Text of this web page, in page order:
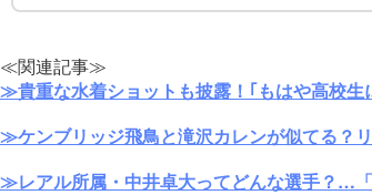
≪関連記事≫
≫貴重な水着ショットも披露！｢もはや高校
≫ケンブリッジ飛鳥と滝沢カレンが似てる？
≫レアル所属・中井卓大ってどんな選手？…